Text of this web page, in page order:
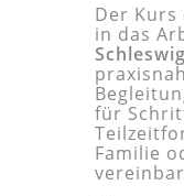
Der
in das
für
Familie